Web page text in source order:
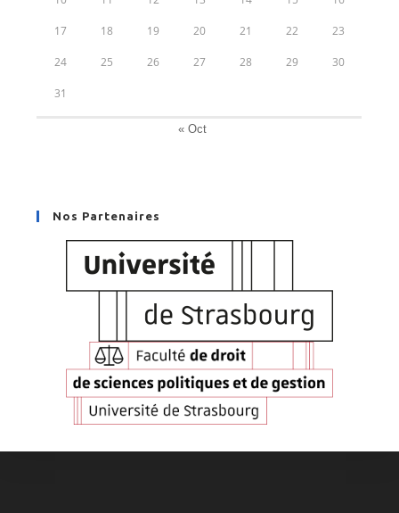
17 18 19 20 21 22 23
24 25 26 27 28 29 30
31
« Oct
Nos Partenaires